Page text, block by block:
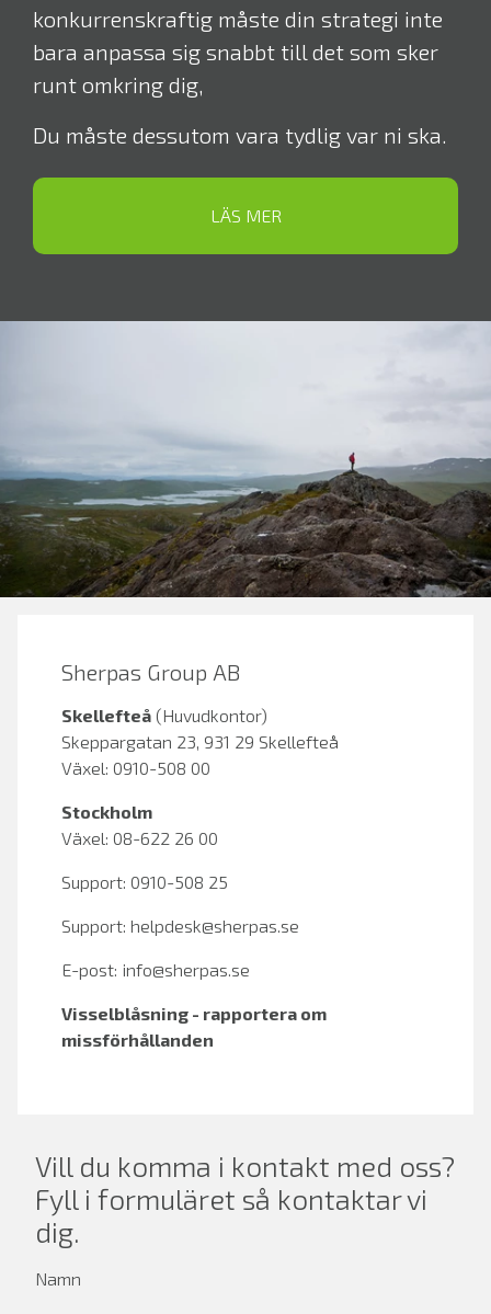
konkurrenskraftig måste din strategi inte
bara anpassa sig snabbt till det som sker
runt omkring dig,
Du måste dessutom vara tydlig var ni ska.
LÄS MER
Sherpas Group AB
Skellefteå (Huvudkontor)
Skeppargatan 23, 931 29 Skellefteå
Växel: 0910-508 00
Stockholm
Växel: 08-622 26 00
Support: 0910-508 25
Support: helpdesk@sherpas.se
E-post: info@sherpas.se
Visselblåsning - rapportera om
missförhållanden
Vill du komma i kontakt med oss?
Fyll i formuläret så kontaktar vi
dig.
Namn